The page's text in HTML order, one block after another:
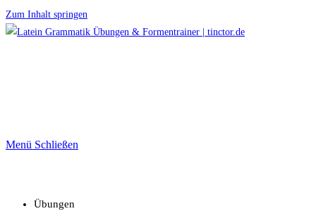
Zum Inhalt springen
Menü Schließen
Übungen